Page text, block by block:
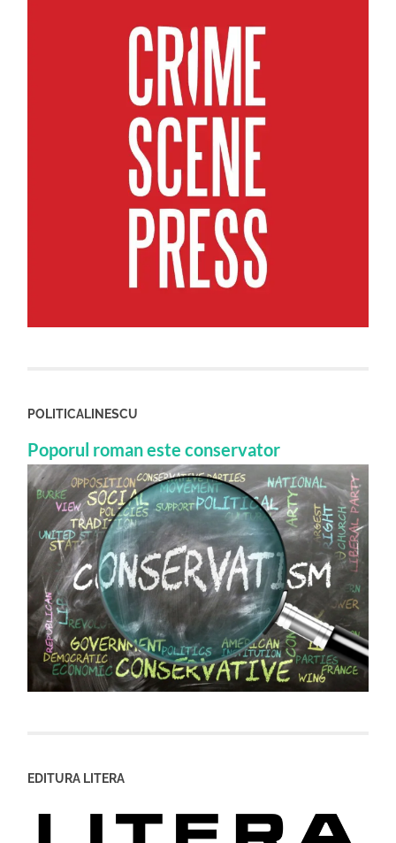
POLITICALINESCU
Poporul roman este conservator
EDITURA LITERA